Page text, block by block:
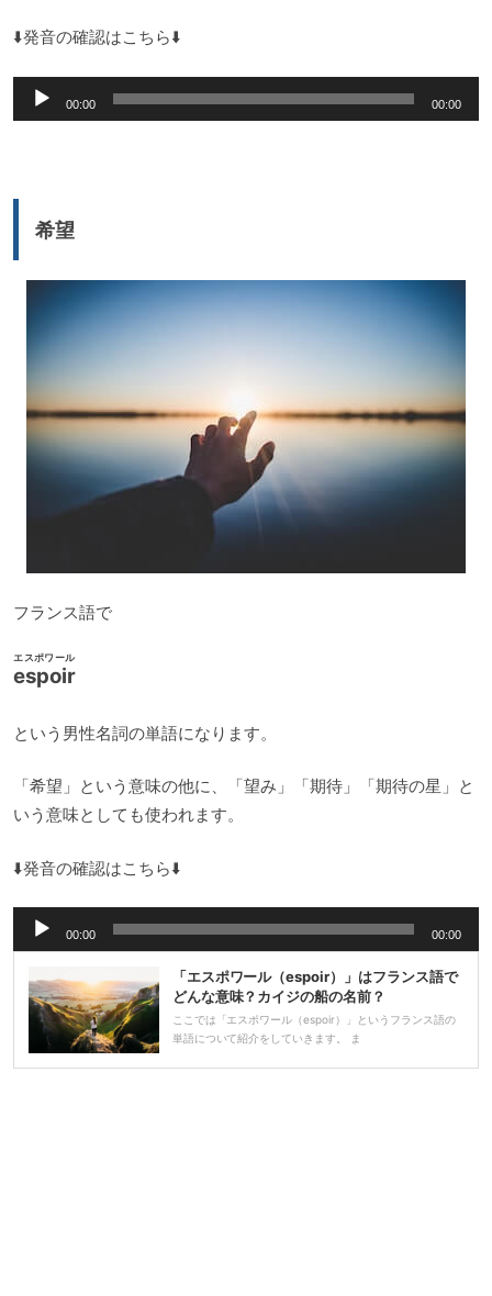
⬇️発音の確認はこちら⬇️
声
ー
00:00 00:00
希望
フランス語で
espoir
エスポワール
という男性名詞の単語になります。
「希望」という意味の他に、「望み」「期待」「期待の星」と
いう意味としても使われます。
⬇️発音の確認はこちら⬇️
声
プ
レ
ヤ
00:00 00:00
「エスポワール（espoir）」はフランス語で
どんな意味？カイジの船の名前？
ここでは「エスポワール（espoir）」というフランス語の
単語について紹介をしていきます。 ま